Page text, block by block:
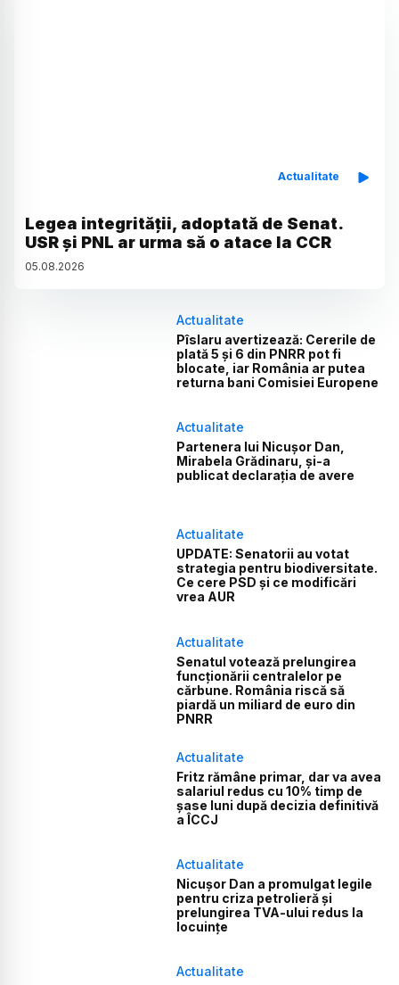
Actualitate
Legea integrității, adoptată de Senat.
USR și PNL ar urma să o atace la CCR
05.08.2026
Actualitate
Pîslaru avertizează: Cererile de
plată 5 și 6 din PNRR pot fi
blocate, iar România ar putea
returna bani Comisiei Europene
Actualitate
Partenera lui Nicușor Dan,
Mirabela Grădinaru, și-a
publicat declarația de avere
Actualitate
UPDATE: Senatorii au votat
strategia pentru biodiversitate.
Ce cere PSD și ce modificări
vrea AUR
Actualitate
Senatul votează prelungirea
funcționării centralelor pe
cărbune. România riscă să
piardă un miliard de euro din
PNRR
Actualitate
Fritz rămâne primar, dar va avea
salariul redus cu 10% timp de
șase luni după decizia definitivă
a ÎCCJ
Actualitate
Nicușor Dan a promulgat legile
pentru criza petrolieră și
prelungirea TVA-ului redus la
locuințe
Actualitate